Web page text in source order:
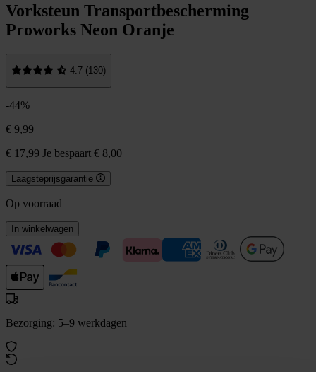
Vorksteun Transportbescherming
Proworks Neon Oranje
4.7 (130)
-44%
€ 9,99
€ 17,99 Je bespaart € 8,00
Laagsteprijsgarantie
Op voorraad
In winkelwagen
Bezorging: 5–9 werkdagen